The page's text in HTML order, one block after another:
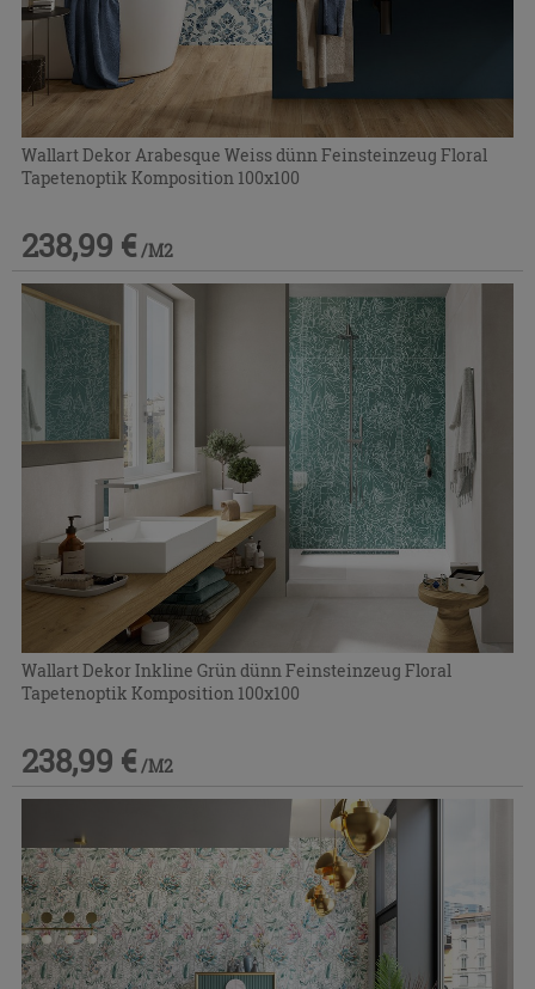
Wallart Dekor Arabesque Weiss dünn Feinsteinzeug Floral
Tapetenoptik Komposition 100x100
238,99 € /M2
Wallart Dekor Inkline Grün dünn Feinsteinzeug Floral
Tapetenoptik Komposition 100x100
238,99 € /M2